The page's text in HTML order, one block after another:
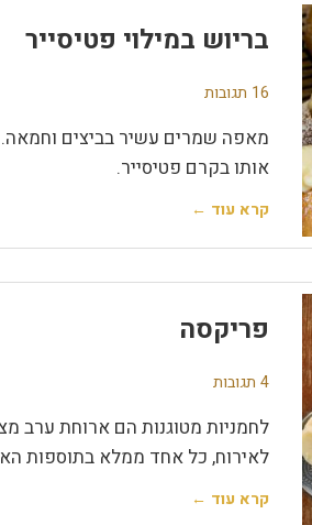
בריוש במילוי פטיסייר
16 תגובות
מאפה שמרים עשיר בביצים
אותו בקרם פטיסייר.
קרא עוד ←
פריקסה
4 תגובות
לחמניות מטוגנות הם ארוחת ערב
לאירוח, כל אחד ממלא בתוספות
קרא עוד ←